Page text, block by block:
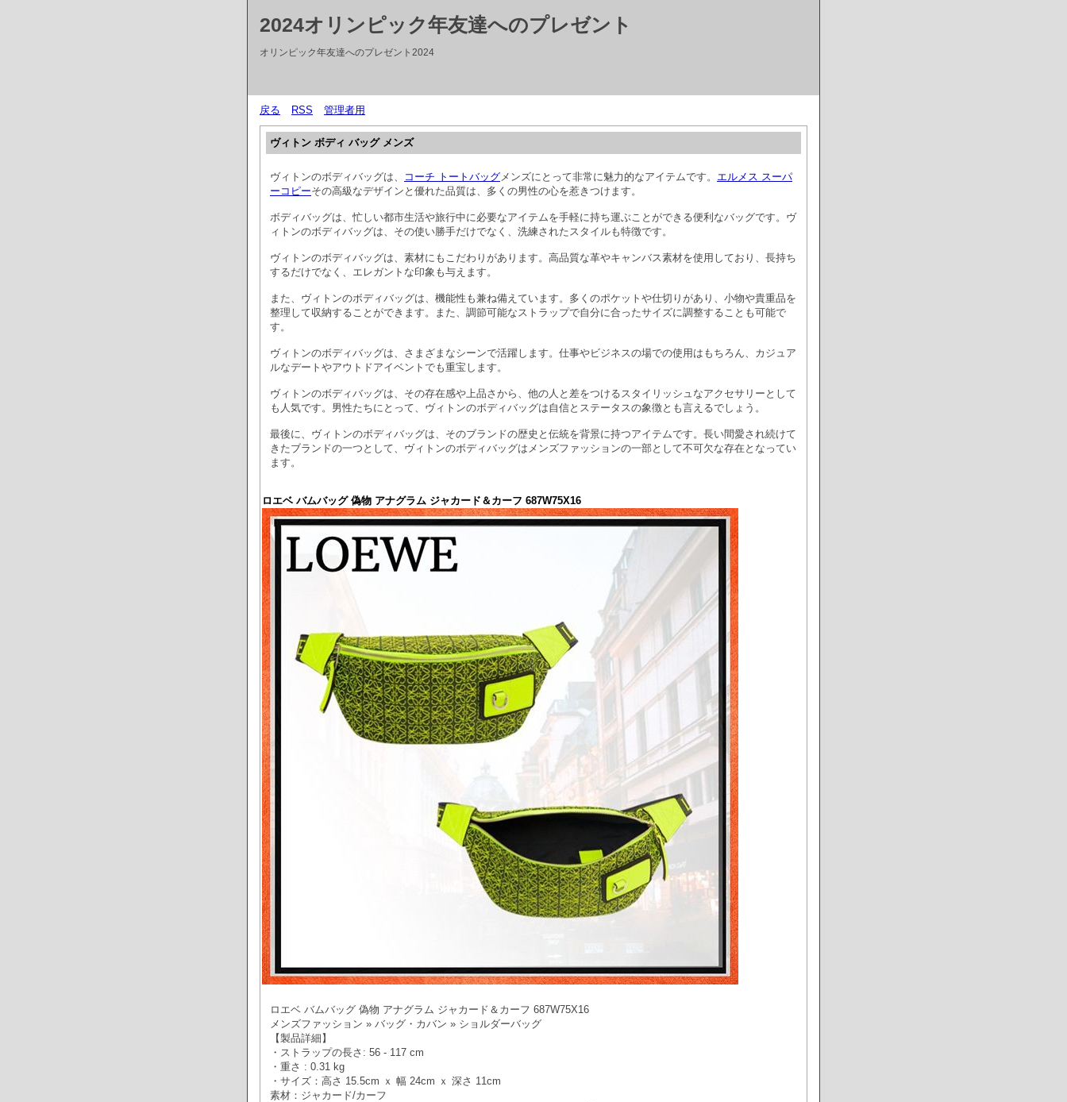
2024オリンピック年友達へのプレゼント
オリンピック年友達へのプレゼント2024
戻る RSS 管理者用
ヴィトン ボディ バッグ メンズ
ヴィトンのボディバッグは、 コーチ トートバッグメンズにとって非常に魅力的なアイテムです。 エルメス スーパ
ーコピーその高級なデザインと優れた品質は、多くの男性の心を惹きつけます。
ボディバッグは、忙しい都市生活や旅行中に必要なアイテムを手軽に持ち運ぶことができる便利なバッグです。ヴ
ィトンのボディバッグは、その使い勝手だけでなく、洗練されたスタイルも特徴です。
ヴィトンのボディバッグは、素材にもこだわりがあります。高品質な革やキャンバス素材を使用しており、長持ち
するだけでなく、エレガントな印象も与えます。
また、ヴィトンのボディバッグは、機能性も兼ね備えています。多くのポケットや仕切りがあり、小物や貴重品を
整理して収納することができます。また、調節可能なストラップで自分に合ったサイズに調整することも可能で
す。
ヴィトンのボディバッグは、さまざまなシーンで活躍します。仕事やビジネスの場での使用はもちろん、カジュア
ルなデートやアウトドアイベントでも重宝します。
ヴィトンのボディバッグは、その存在感や上品さから、他の人と差をつけるスタイリッシュなアクセサリーとして
も人気です。男性たちにとって、ヴィトンのボディバッグは自信とステータスの象徴とも言えるでしょう。
最後に、ヴィトンのボディバッグは、そのブランドの歴史と伝統を背景に持つアイテムです。長い間愛され続けて
きたブランドの一つとして、ヴィトンのボディバッグはメンズファッションの一部として不可欠な存在となってい
ます。
ロエベ バムバッグ 偽物 アナグラム ジャカード＆カーフ 687W75X16
ロエベ バムバッグ 偽物 アナグラム ジャカード＆カーフ 687W75X16
メンズファッション » バッグ・カバン » ショルダーバッグ
【製品詳細】
・ストラップの長さ: 56 - 117 cm
・重さ : 0.31 kg
・サイズ：高さ 15.5cm ｘ 幅 24cm ｘ 深さ 11cm
素材：ジャカード/カーフ